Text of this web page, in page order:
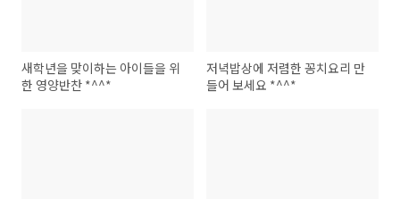
새학년을 맞이하는 아이들을 위
한 영양반찬 *^^*
저녁밥상에 저렴한 꽁치요리 만
들어 보세요 *^^*